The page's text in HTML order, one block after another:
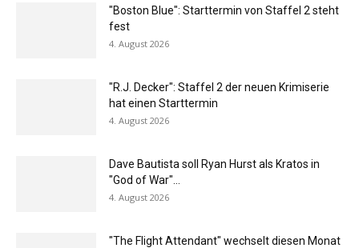
"Boston Blue": Starttermin von Staffel 2 steht
fest
4. August 2026
"R.J. Decker": Staffel 2 der neuen Krimiserie
hat einen Starttermin
4. August 2026
Dave Bautista soll Ryan Hurst als Kratos in
"God of War"...
4. August 2026
"The Flight Attendant" wechselt diesen Monat